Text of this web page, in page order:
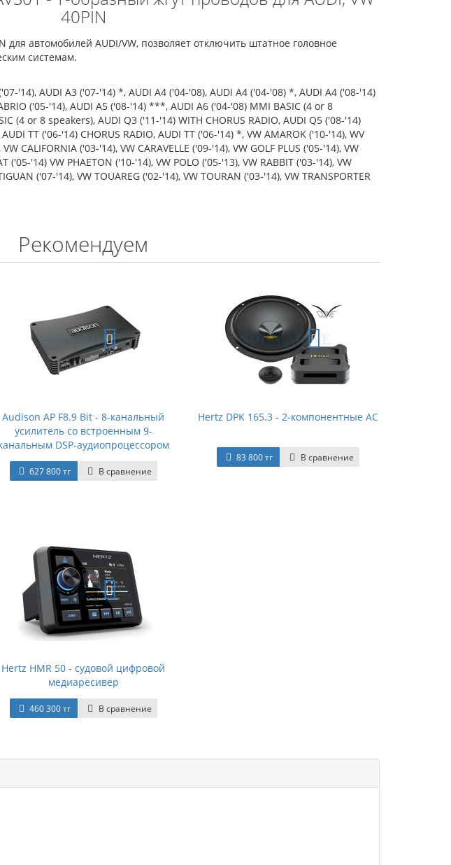
40PIN
для автомобилей AUDI/VW, позволяет отключить штатное головное
системам.
'14), AUDI A3 ('07-'14) *, AUDI A4 ('04-'08), AUDI A4 ('04-'08) *, AUDI A4 ('08-'14)
('05-'14), AUDI A5 ('08-'14) ***, AUDI A6 ('04-'08) MMI BASIC (4 or 8
(4 or 8 speakers), AUDI Q3 ('11-'14) WITH CHORUS RADIO, AUDI Q5 ('08-'14)
TT ('06-'14) CHORUS RADIO, AUDI TT ('06-'14) *, VW AMAROK ('10-'14), WV
CALIFORNIA ('03-'14), VW CARAVELLE ('09-'14), VW GOLF PLUS ('05-'14), VW
('05-'14) VW PHAETON ('10-'14), VW POLO ('05-'13), VW RABBIT ('03-'14), VW
('07-'14), VW TOUAREG ('02-'14), VW TOURAN ('03-'14), VW TRANSPORTER
Рекомендуем
Audison AP F8.9 Bit - 8-канальный
усилитель со встроенным 9-
DSP-аудиопроцессором
627 800 тг В сравнение
Hertz DPK 165.3 - 2-компонентные АС
83 800 тг В сравнение
Hertz HMR 50 - судовой цифровой
медиаресивер
460 300 тг В сравнение